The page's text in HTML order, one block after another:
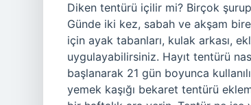
Diken tentürü içilir mi? Birçok şurup
Günde iki kez, sabah ve akşam
için ayak tabanları, kulak arkası,
uygulayabilirsiniz. Hayıt tentürü
başlanarak 21 gün boyunca
yemek kaşığı bekaret tentürü